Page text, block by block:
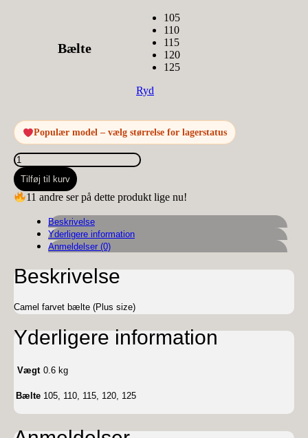
Bælte
105
110
115
120
125
Ryd
Populær model – vælg størrelse for lagerstatus
Camel
farvet
bælte
(Plus
Tilføj til kurv
11 andre ser på dette produkt lige nu!
Beskrivelse
Yderligere information
Anmeldelser (0)
Beskrivelse
Camel farvet bælte (Plus size)
Yderligere information
Vægt 0.6 kg
Bælte 105, 110, 115, 120, 125